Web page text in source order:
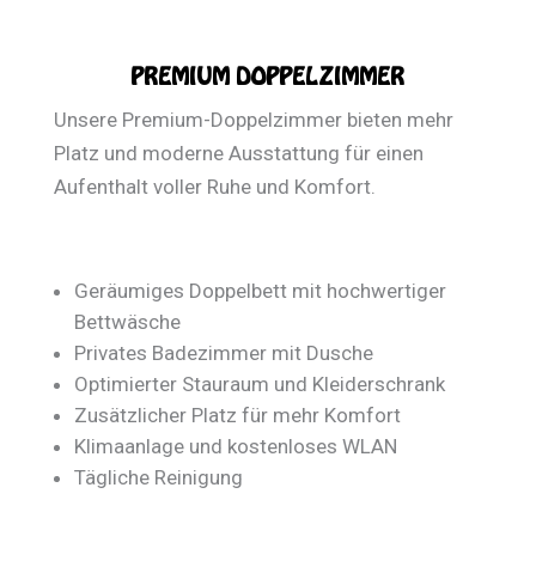
PREMIUM DOPPELZIMMER
Unsere Premium-Doppelzimmer bieten mehr
Platz und moderne Ausstattung für einen
Aufenthalt voller Ruhe und Komfort.
Geräumiges Doppelbett mit hochwertiger
Bettwäsche
Privates Badezimmer mit Dusche
Optimierter Stauraum und Kleiderschrank
Zusätzlicher Platz für mehr Komfort
Klimaanlage und kostenloses WLAN
Tägliche Reinigung